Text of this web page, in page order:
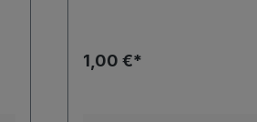
1,00 €*